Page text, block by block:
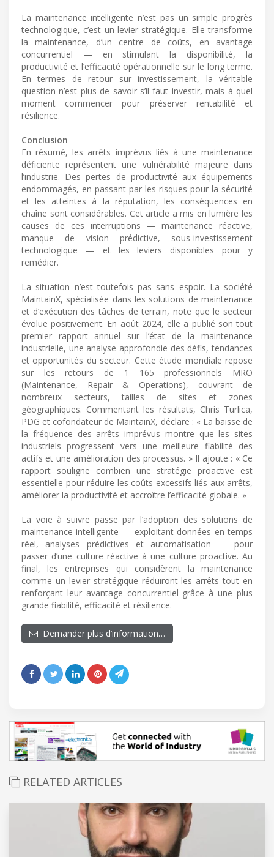
La maintenance intelligente n’est pas un simple progrès
technologique, c’est un levier stratégique. Elle transforme
la maintenance, d’un centre de coûts, en avantage
concurrentiel — en stimulant la disponibilité, la
productivité et l’efficacité opérationnelle sur le long terme.
En termes de retour sur investissement, la véritable
question n’est plus de savoir s’il faut investir, mais à quel
moment commencer pour préserver rentabilité et
résilience.
Conclusion
En résumé, les arrêts imprévus liés à une maintenance
déficiente représentent une vulnérabilité majeure dans
l’industrie. Des pertes de productivité aux équipements
endommagés, en passant par les risques pour la sécurité
et les atteintes à la réputation, les conséquences en
chaîne sont considérables. Cet article a mis en lumière les
causes de ces interruptions — maintenance réactive,
manque de vision prédictive, sous-investissement
technologique — et les leviers disponibles pour y
remédier.
La situation n’est toutefois pas sans espoir. La société
MaintainX, spécialisée dans les solutions de maintenance
et d’exécution des tâches de terrain, note que le secteur
évolue positivement. En août 2024, elle a publié son tout
premier rapport annuel sur l’état de la maintenance
industrielle, une analyse approfondie des défis, tendances
et opportunités du secteur. Cette étude mondiale repose
sur les retours de 1 165 professionnels MRO
(Maintenance, Repair & Operations), couvrant de
nombreux secteurs, tailles de sites et zones
géographiques. Commentant les résultats, Chris Turlica,
PDG et cofondateur de MaintainX, déclare : « La baisse de
la fréquence des arrêts imprévus montre que les sites
industriels progressent vers une meilleure fiabilité des
actifs et une amélioration des processus. » Il ajoute : « Ce
rapport souligne combien une stratégie proactive est
essentielle pour réduire les coûts excessifs liés aux arrêts,
améliorer la productivité et accroître l’efficacité globale. »
La voie à suivre passe par l’adoption des solutions de
maintenance intelligente — exploitant données en temps
réel, analyses prédictives et automatisation — pour
passer d’une culture réactive à une culture proactive. Au
final, les entreprises qui considèrent la maintenance
comme un levier stratégique réduiront les arrêts tout en
renforçant leur avantage concurrentiel grâce à une plus
grande fiabilité, efficacité et résilience.
Demander plus d’information…
RELATED ARTICLES